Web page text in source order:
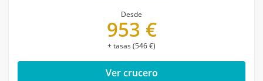
Desde
953 €
+ tasas (546 €)
Ver crucero